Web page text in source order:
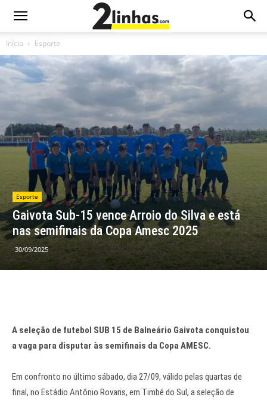
Início Esporte
Esporte
Gaivota Sub-15 vence Arroio do Silva e está
nas semifinais da Copa Amesc 2025
30/09/2025
A seleção de futebol SUB 15 de Balneário Gaivota conquistou
a vaga para disputar às semifinais da Copa AMESC.
Em confronto no último sábado, dia 27/09, válido pelas quartas de
final, no Estádio Antônio Rovaris, em Timbé do Sul, a seleção de